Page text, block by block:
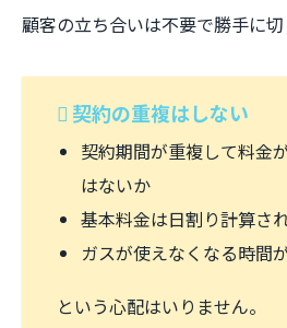
顧客の立ち合いは不要で勝手に切
契約の重複はしない
契約期間が重複して料金
はないか
基本料金は日割り計算さ
ガスが使えなくなる時間
という心配はいりません。